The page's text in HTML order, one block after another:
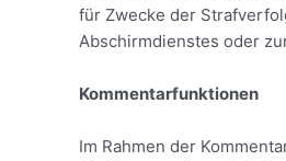
für Zwecke der
Abschirmdienstes oder
Kommentarfunktionen
Im Rahmen der